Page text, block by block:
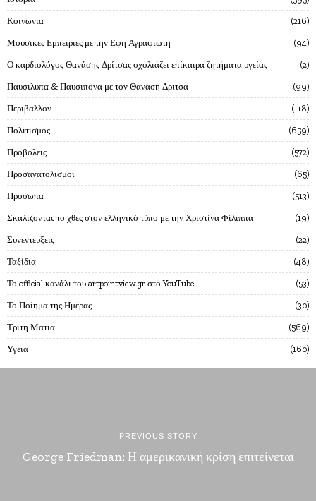
Κοινωνια 216
Μουσικες Εμπειριες με την Εφη Αγραφιωτη 94
Ο καρδιολόγος Θανάσης Δρίτσας σχολιάζει επίκαιρα ζητήματα υγείας 2
Παυσιλυπα & Παυσιπονα με τον Θαναση Δριτσα 99
Περιβαλλον 118
Πολιτισμος 659
Προβολεις 572
Προσανατολισμοι 65
Προσωπα 513
Σκαλίζοντας το χθες στον ελληνικό τύπο με την Χριστίνα Φίλιππα 19
Συνεντευξεις 22
Ταξίδια 48
Το official κανάλι του artpointview.gr στο YouTube 53
Το Ποίημα της Ημέρας 30
Τριτη Ματια 569
Υγεια 160
PREVIOUS STORY
George Friedman: Η αμερικανική κρίση επιτείνεται